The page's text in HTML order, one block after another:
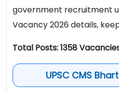
government recruitment
Vacancy 2026 details,
Total Posts: 1358
UPSC CMS